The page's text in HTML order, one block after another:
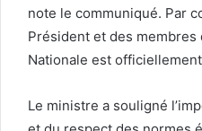
note le communiqué. Par
Président et des membres
Nationale est
Le ministre a souligné